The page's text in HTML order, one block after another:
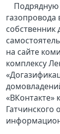
Подрядную
газопровода
на сайте
комплексу
«ВКонтакте»
Гатчинского